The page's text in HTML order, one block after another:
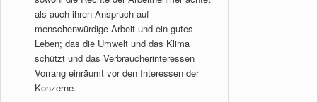
als auch ihren Anspruch auf
menschenwürdige Arbeit und ein gutes
Leben; das die Umwelt und das Klima
schützt und das Verbraucherinteressen
Vorrang einräumt vor den Interessen der
Konzerne.